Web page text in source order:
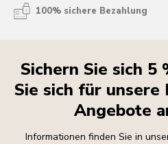
100% sichere Bezahlung
Sichern Sie sich 5
Sie sich für unsere
Angebote
Informationen finden Sie in